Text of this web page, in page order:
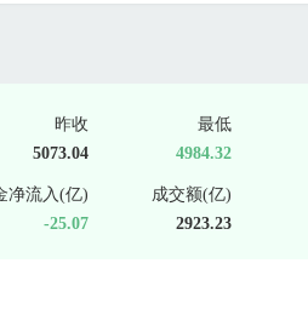
昨收
5073.04
最低
4984.32
净流入(亿)
-25.07
成交额(亿)
2923.23